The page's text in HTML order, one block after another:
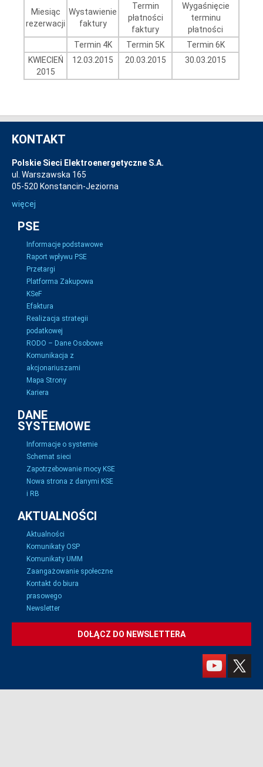
Miesiąc
rezerwacji
Wystawienie
faktury
Termin
płatności
faktury
Wygaśnięcie
terminu
płatności
Termin 4K
Termin 5K
Termin 6K
KWIECIEŃ
2015
12.03.2015 20.03.2015 30.03.2015
KONTAKT
Polskie Sieci Elektroenergetyczne S.A.
ul. Warszawska 165
05-520 Konstancin-Jeziorna
więcej
PSE
Informacje podstawowe
Raport wpływu PSE
Przetargi
Platforma Zakupowa
KSeF
Efaktura
Realizacja strategii
podatkowej
RODO – Dane Osobowe
Komunikacja z
akcjonariuszami
Mapa Strony
Kariera
DANE
SYSTEMOWE
Informacje o systemie
Schemat sieci
Zapotrzebowanie mocy KSE
Nowa strona z danymi KSE
i RB
AKTUALNOŚCI
Aktualności
Komunikaty OSP
Komunikaty UMM
Zaangażowanie społeczne
Kontakt do biura
prasowego
Newsletter
DOŁĄCZ DO NEWSLETTERA